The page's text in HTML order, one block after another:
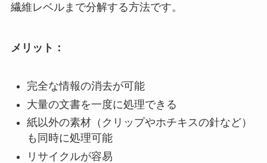
繊維レベルまで分解する方法です。
メリット：
完全な情報の消去が可能
大量の文書を一度に処理できる
紙以外の素材（クリップやホチキスの針など）
も同時に処理可能
リサイクルが容易